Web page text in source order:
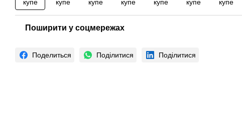
Поширити у соцмережах
Поделиться Поділитися Поділитися